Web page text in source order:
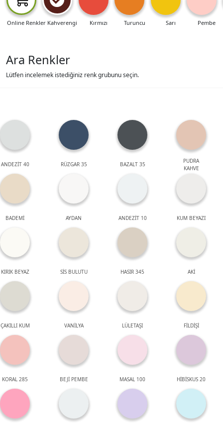
Online Renkler Kahverengi Kırmızı Turuncu Sarı Pembe
Ara Renkler
Lütfen incelemek istediğiniz renk grubunu seçin.
ANDEZİT 40 RÜZGAR 35 BAZALT 35
PUDRA
KAHVE
BADEMİ AYDAN ANDEZİT 10 KUM BEYAZI
KIRIK BEYAZ SİS BULUTU HASIR 345 AKİ
ÇAKILLI KUM VANİLYA LÜLETAŞI FİLDİŞİ
KORAL 285 BEJİ PEMBE MASAL 100 HİBİSKUS 20